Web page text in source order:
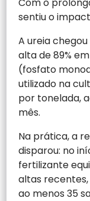
sentiu o
A ureia chegou
alta de 89%
(fosfato
utilizado na
por tonelada,
mês.
Na prática, a
disparou: no
fertilizante
altas
ao menos 35